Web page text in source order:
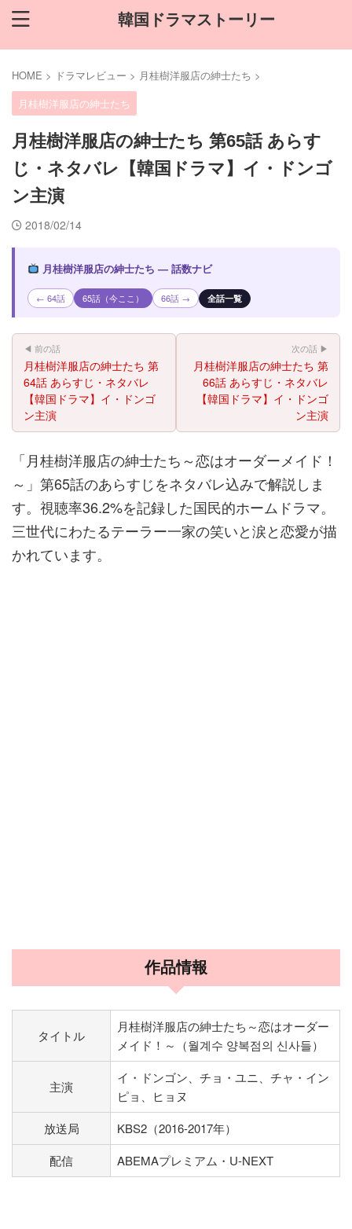
韓国ドラマストーリー
HOME > ドラマレビュー > 月桂樹洋服店の紳士たち >
月桂樹洋服店の紳士たち
月桂樹洋服店の紳士たち 第65話 あらす
じ・ネタバレ【韓国ドラマ】イ・ドンゴ
ン主演
2018/02/14
月桂樹洋服店の紳士たち — 話数ナビ
← 64話 65話（今ここ） 66話 → 全話一覧
◀ 前の話
月桂樹洋服店の紳士たち 第
64話 あらすじ・ネタバレ
【韓国ドラマ】イ・ドンゴ
ン主演
次の話 ▶
月桂樹洋服店の紳士たち 第
66話 あらすじ・ネタバレ
【韓国ドラマ】イ・ドンゴ
ン主演
「月桂樹洋服店の紳士たち～恋はオーダーメイド！
～」第65話のあらすじをネタバレ込みで解説しま
す。視聴率36.2%を記録した国民的ホームドラマ。
三世代にわたるテーラー一家の笑いと涙と恋愛が描
かれています。
作品情報
タイトル
月桂樹洋服店の紳士たち～恋はオーダー
メイド！～（월계수 양복점의 신사들）
主演
イ・ドンゴン、チョ・ユニ、チャ・イン
ピョ、ヒョヌ
放送局
KBS2（2016-2017年）
配信
ABEMAプレミアム・U-NEXT